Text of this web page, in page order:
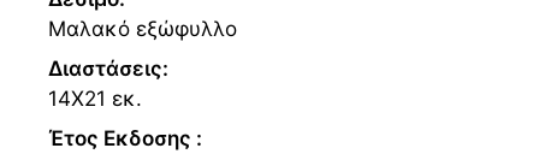
Μαλακό εξώφυλλο
Διαστάσεις:
14Χ21 εκ.
Έτος Εκδοσης :